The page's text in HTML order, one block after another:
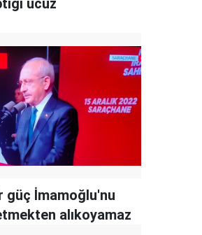
ucuz
güç İmamoğlu'nu
alıkoyamaz